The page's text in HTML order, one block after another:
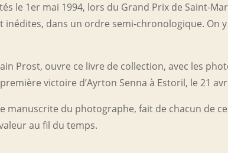
le 1er mai 1994, lors du Grand Prix de Saint-
dans un ordre semi-chronologique. On y
Prost, ouvre ce livre de collection, avec les
victoire d’Ayrton Senna à Estoril, le 21
manuscrite du photographe, fait de chacun de
au fil du temps.